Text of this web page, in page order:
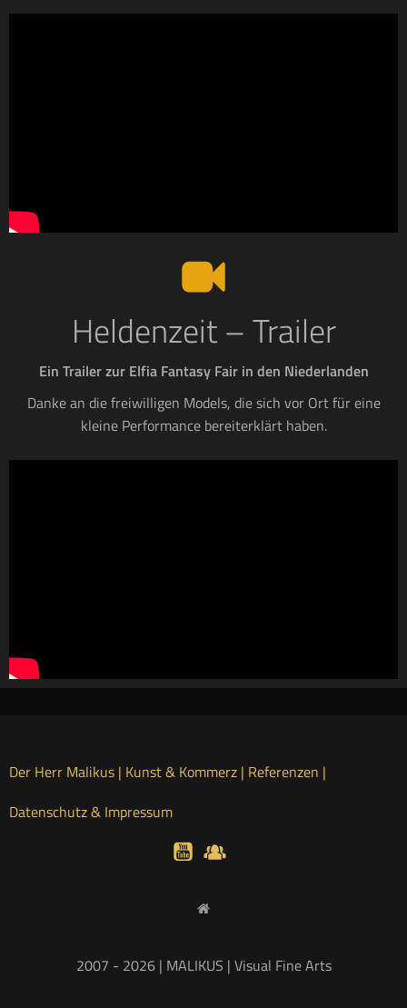
Heldenzeit – Trailer
Ein Trailer zur Elfia Fantasy Fair in den Niederlanden
Danke an die freiwilligen Models, die sich vor Ort für eine
kleine Performance bereiterklärt haben.
Der Herr Malikus | Kunst & Kommerz | Referenzen |
Datenschutz & Impressum
2007 - 2026 | MALIKUS | Visual Fine Arts